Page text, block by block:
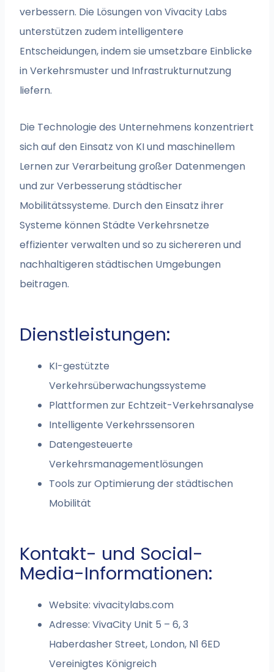
verbessern. Die Lösungen von Vivacity Labs
unterstützen zudem intelligentere
Entscheidungen, indem sie umsetzbare Einblicke
in Verkehrsmuster und Infrastrukturnutzung
liefern.
Die Technologie des Unternehmens konzentriert
sich auf den Einsatz von KI und maschinellem
Lernen zur Verarbeitung großer Datenmengen
und zur Verbesserung städtischer
Mobilitätssysteme. Durch den Einsatz ihrer
Systeme können Städte Verkehrsnetze
effizienter verwalten und so zu sichereren und
nachhaltigeren städtischen Umgebungen
beitragen.
Dienstleistungen:
KI-gestützte
Verkehrsüberwachungssysteme
Plattformen zur Echtzeit-Verkehrsanalyse
Intelligente Verkehrssensoren
Datengesteuerte
Verkehrsmanagementlösungen
Tools zur Optimierung der städtischen
Mobilität
Kontakt- und Social-
Media-Informationen:
Website: vivacitylabs.com
Adresse: VivaCity Unit 5 – 6, 3
Haberdasher Street, London, N1 6ED
Vereinigtes Königreich